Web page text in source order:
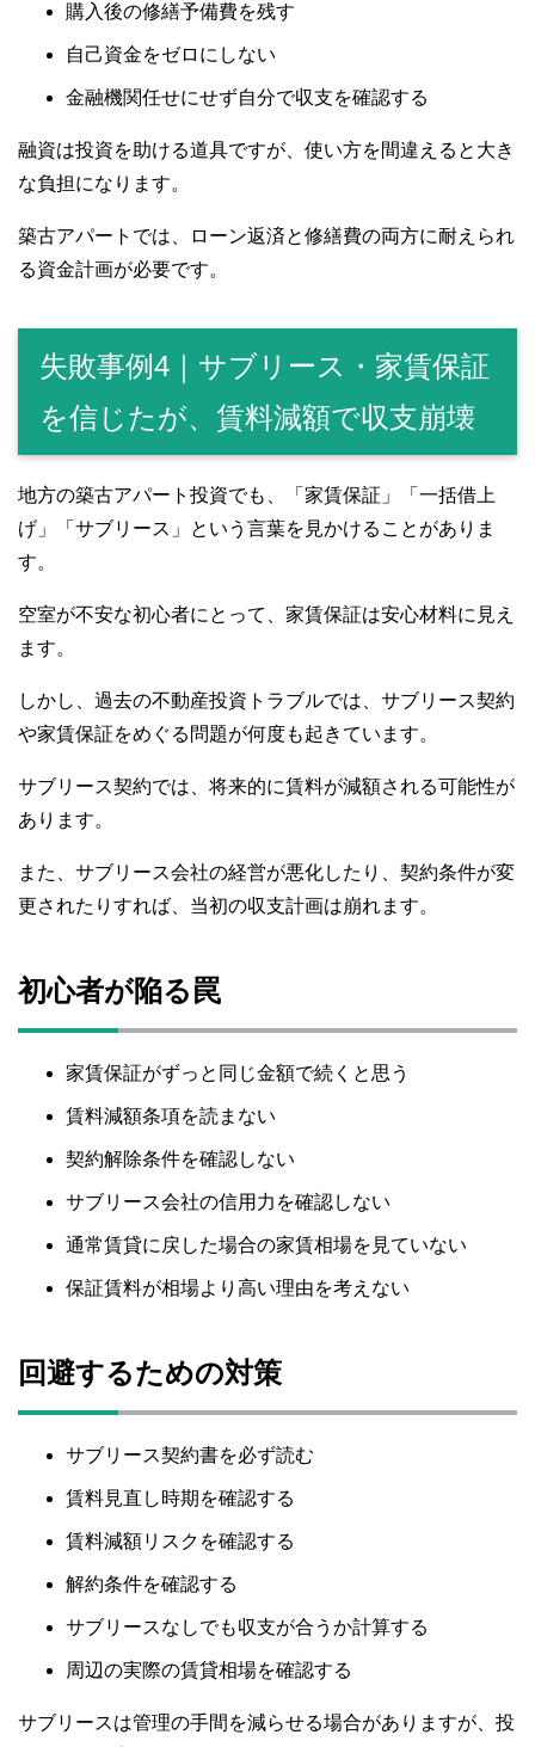
購入後の修繕予備費を残す
自己資金をゼロにしない
金融機関任せにせず自分で収支を確認する
融資は投資を助ける道具ですが、使い方を間違えると大き
な負担になります。
築古アパートでは、ローン返済と修繕費の両方に耐えられ
る資金計画が必要です。
失敗事例4｜サブリース・家賃保証
を信じたが、賃料減額で収支崩壊
地方の築古アパート投資でも、「家賃保証」「一括借上
げ」「サブリース」という言葉を見かけることがありま
す。
空室が不安な初心者にとって、家賃保証は安心材料に見え
ます。
しかし、過去の不動産投資トラブルでは、サブリース契約
や家賃保証をめぐる問題が何度も起きています。
サブリース契約では、将来的に賃料が減額される可能性が
あります。
また、サブリース会社の経営が悪化したり、契約条件が変
更されたりすれば、当初の収支計画は崩れます。
初心者が陥る罠
家賃保証がずっと同じ金額で続くと思う
賃料減額条項を読まない
契約解除条件を確認しない
サブリース会社の信用力を確認しない
通常賃貸に戻した場合の家賃相場を見ていない
保証賃料が相場より高い理由を考えない
回避するための対策
サブリース契約書を必ず読む
賃料見直し時期を確認する
賃料減額リスクを確認する
解約条件を確認する
サブリースなしでも収支が合うか計算する
周辺の実際の賃貸相場を確認する
サブリースは管理の手間を減らせる場合がありますが、投